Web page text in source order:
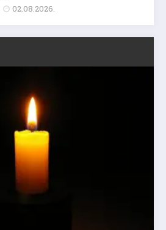
02.08.2026.